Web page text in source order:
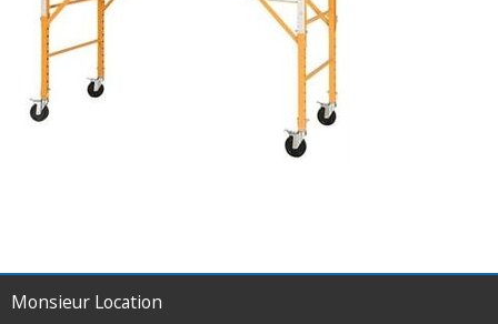
Monsieur Location